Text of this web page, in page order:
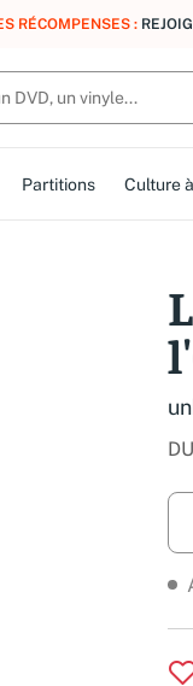
RÉCOMPENSES :
Partitions Culture